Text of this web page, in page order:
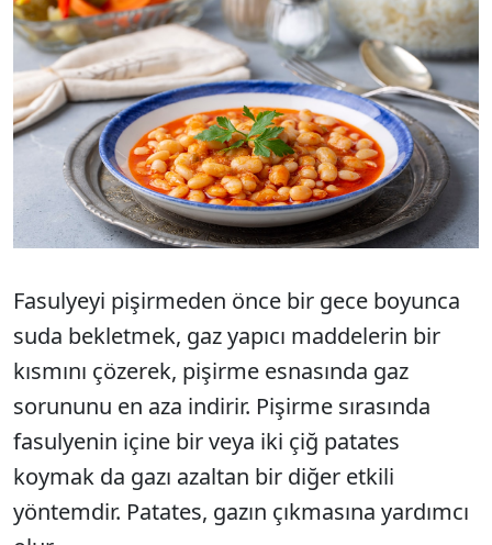
Sesi Aç
Fasulyeyi pişirmeden önce bir gece boyunca
suda bekletmek, gaz yapıcı maddelerin bir
kısmını çözerek, pişirme esnasında gaz
sorununu en aza indirir. Pişirme sırasında
fasulyenin içine bir veya iki çiğ patates
koymak da gazı azaltan bir diğer etkili
yöntemdir. Patates, gazın çıkmasına yardımcı